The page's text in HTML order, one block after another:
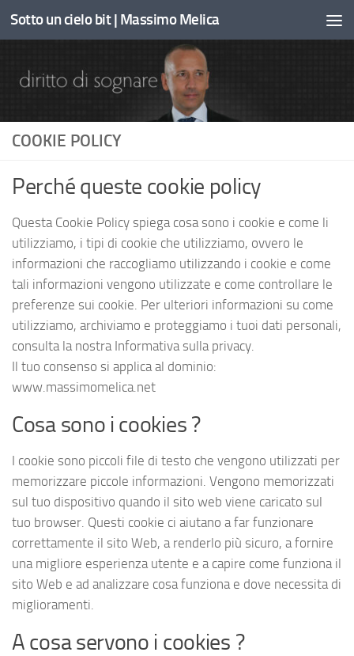
Sotto il contenuto
Sotto un cielo bit | Massimo Melica
COOKIE POLICY
Perché queste cookie policy
Questa Cookie Policy spiega cosa sono i cookie e come li
utilizziamo, i tipi di cookie che utilizziamo, ovvero le
informazioni che raccogliamo utilizzando i cookie e come
tali informazioni vengono utilizzate e come controllare le
preferenze sui cookie. Per ulteriori informazioni su come
utilizziamo, archiviamo e proteggiamo i tuoi dati personali,
consulta la nostra Informativa sulla privacy.
Il tuo consenso si applica al dominio:
www.massimomelica.net
Cosa sono i cookies ?
I cookie sono piccoli file di testo che vengono utilizzati per
memorizzare piccole informazioni. Vengono memorizzati
sul tuo dispositivo quando il sito web viene caricato sul
tuo browser. Questi cookie ci aiutano a far funzionare
correttamente il sito Web, a renderlo più sicuro, a fornire
una migliore esperienza utente e a capire come funziona il
sito Web e ad analizzare cosa funziona e dove necessita di
miglioramenti.
A cosa servono i cookies ?